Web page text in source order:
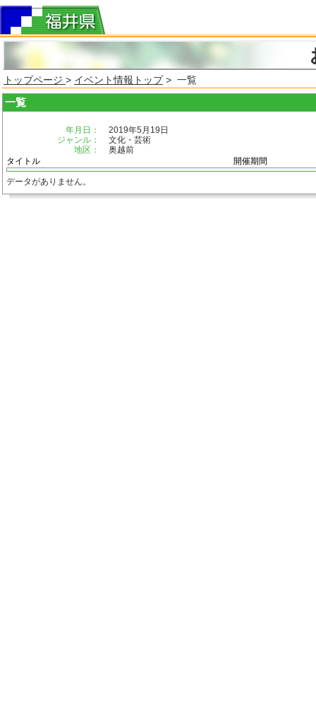
トップページ > イベント情報トップ> 一覧
一覧
年月日：
2019年5月19日
ジャンル：
文化・芸術
地区：
奥越前
タイトル
開催期間
データがありません。